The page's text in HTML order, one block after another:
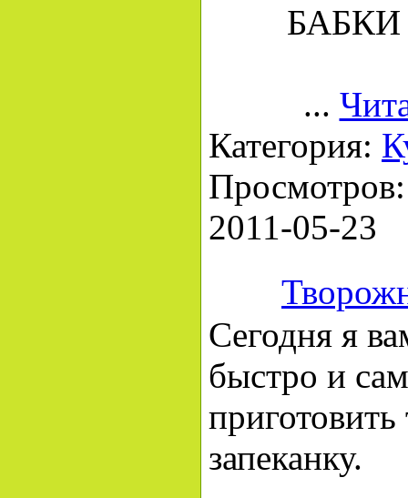
...
Категория:
2011-05-23
Сегодня я
быстро и
запеканку.